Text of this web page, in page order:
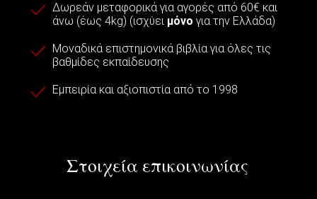
Δωρεάν μεταφορικά για αγορές από 60€ και
άνω (έως 4kg) (ισχύει μόνο για την Ελλάδα)
Μοναδικά επιστημονικά βιβλία για όλες τις
βαθμίδες εκπαίδευσης
Εμπειρία και αξιοπιστία από το 1998
Στοιχεία επικοινωνίας